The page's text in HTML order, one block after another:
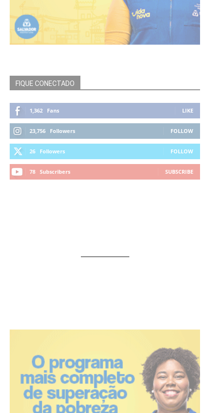
FIQUE CONECTADO
1,362 Fans LIKE
23,756 Followers FOLLOW
26 Followers FOLLOW
78 Subscribers SUBSCRIBE